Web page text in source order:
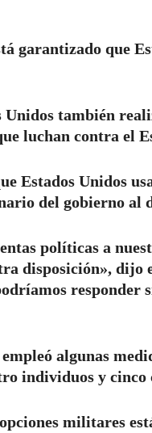
garantizado que
Unidos también
luchan contra el
Estados Unidos
del gobierno al
políticas a
disposición»,
responder
algunas
individuos y cinco
militares